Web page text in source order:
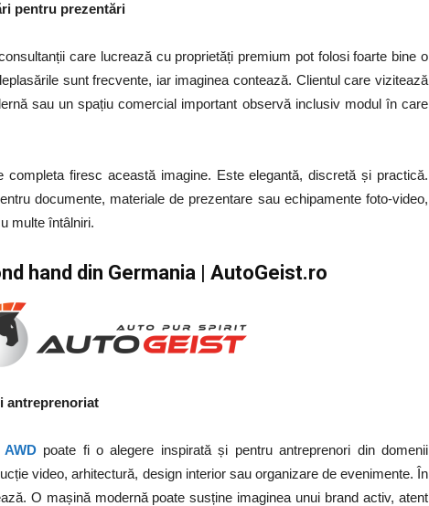
pentru prezentări
care lucrează cu proprietăți premium pot folosi foarte bine o
sunt frecvente, iar imaginea contează. Clientul care vizitează
sau un spațiu comercial important observă inclusiv modul în care
completa firesc această imagine. Este elegantă, discretă și practică.
documente, materiale de prezentare sau echipamente foto-video,
multe întâlniri.
hand din Germania | AutoGeist.ro
antreprenoriat
poate fi o alegere inspirată și pentru antreprenori din domenii
video, arhitectură, design interior sau organizare de evenimente. În
O mașină modernă poate susține imaginea unui brand activ, atent